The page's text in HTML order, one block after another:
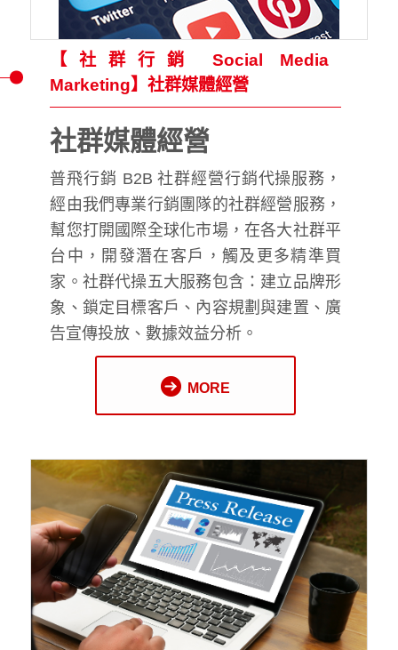
【社群行銷 Social Media
Marketing】社群媒體經營
社群媒體經營
普飛行銷 B2B 社群經營行銷代操服務，
經由我們專業行銷團隊的社群經營服務，
幫您打開國際全球化市場，在各大社群平
台中，開發潛在客戶，觸及更多精準買
家。社群代操五大服務包含：建立品牌形
象、鎖定目標客戶、內容規劃與建置、廣
告宣傳投放、數據效益分析。
MORE